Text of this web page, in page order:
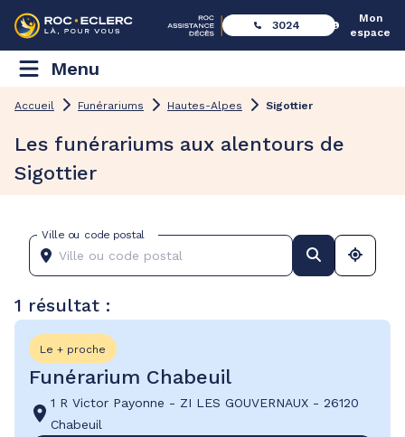
3024
Mon
espace
Menu
Accueil Funérariums Hautes-Alpes Sigottier
Les funérariums aux alentours de
Sigottier
Ville ou code postal
1 résultat :
Le + proche
Funérarium Chabeuil
1 R Victor Payonne - ZI LES GOUVERNAUX - 26120
Chabeuil